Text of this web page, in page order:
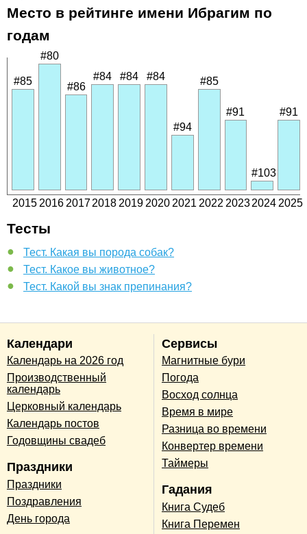
Место в рейтинге имени Ибрагим по
годам
#85
2015
#80
2016
#86
2017
#84
2018
#84
2019
#84
2020
#94
2021
#85
2022
#91
2023
#103
2024
#91
2025
Тесты
Тест. Какая вы порода собак?
Тест. Какое вы животное?
Тест. Какой вы знак препинания?
Календари
Календарь на 2026 год
Производственный
календарь
Церковный календарь
Календарь постов
Годовщины свадеб
Праздники
Праздники
Поздравления
День города
Сервисы
Магнитные бури
Погода
Восход солнца
Время в мире
Разница во времени
Конвертер времени
Таймеры
Гадания
Книга Судеб
Книга Перемен